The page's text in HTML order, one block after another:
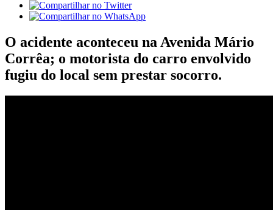
O acidente aconteceu na Avenida Mário
Corrêa; o motorista do carro envolvido
fugiu do local sem prestar socorro.